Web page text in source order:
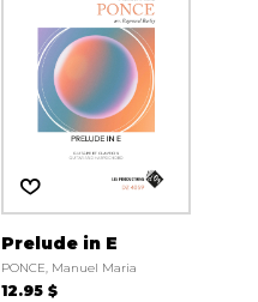
Prelude in E
PONCE, Manuel Maria
12.95 $